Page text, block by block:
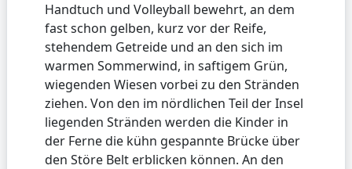
Handtuch und Volleyball bewehrt, an dem
fast schon gelben, kurz vor der Reife,
stehendem Getreide und an den sich im
warmen Sommerwind, in saftigem Grün,
wiegenden Wiesen vorbei zu den Stränden
ziehen. Von den im nördlichen Teil der Insel
liegenden Stränden werden die Kinder in
der Ferne die kühn gespannte Brücke über
den Störe Belt erblicken können. An den